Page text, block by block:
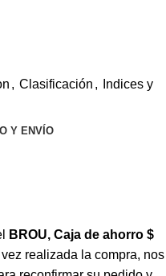
, Clasificación ,
Indices y
Y ENVÍO
BROU, Caja de ahorro $
realizada la compra, nos